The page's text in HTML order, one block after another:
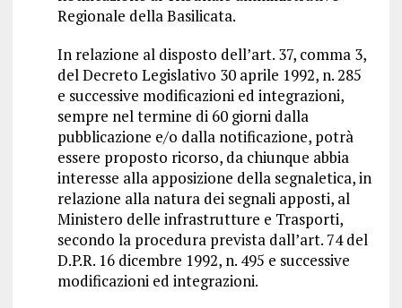
Regionale della Basilicata.
In relazione al disposto dell’art. 37, comma 3,
del Decreto Legislativo 30 aprile 1992, n. 285
e successive modificazioni ed integrazioni,
sempre nel termine di 60 giorni dalla
pubblicazione e/o dalla notificazione, potrà
essere proposto ricorso, da chiunque abbia
interesse alla apposizione della segnaletica, in
relazione alla natura dei segnali apposti, al
Ministero delle infrastrutture e Trasporti,
secondo la procedura prevista dall’art. 74 del
D.P.R. 16 dicembre 1992, n. 495 e successive
modificazioni ed integrazioni.